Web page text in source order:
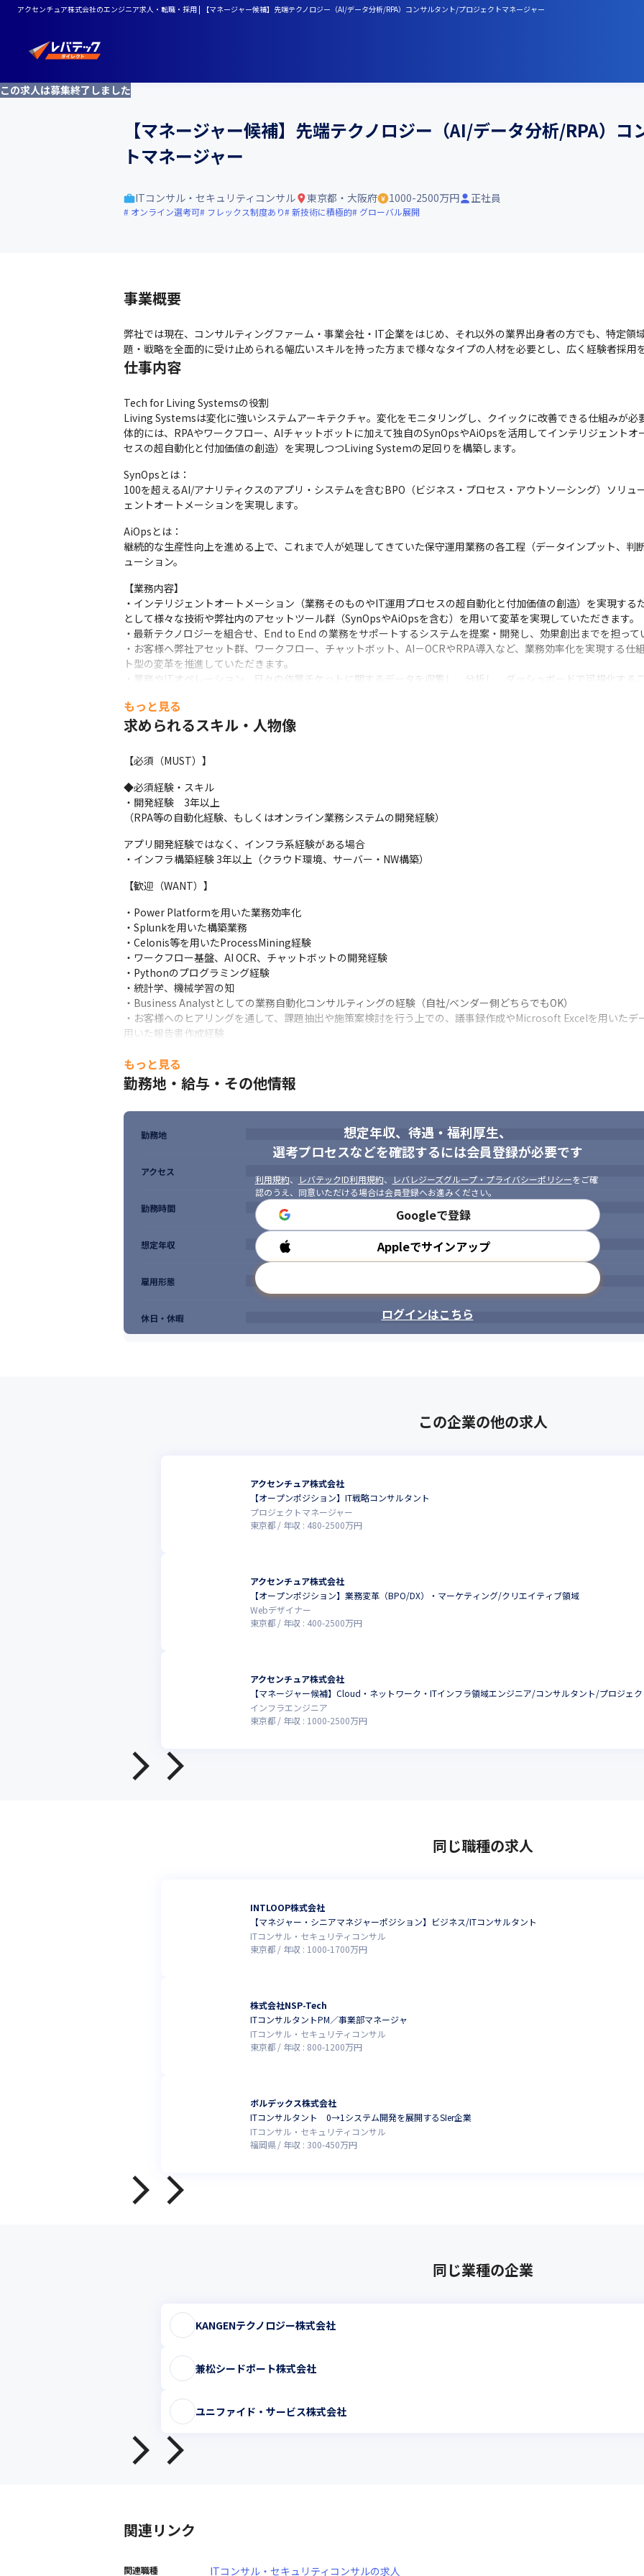
アクセンチュア株式会社のエンジニア求人・転職・採用 | 【マネージャー候補】先端テクノロジー（AI/データ分析/RPA）コンサルタント/プロジェクトマネージャー
この求人は募集終了しました
【マネージャー候補】先端テクノロジー（AI/データ分析/RPA）
トマネージャー
ITコンサル・セキュリティコンサル 東京都・大阪府 1000-2500万円 正社員
オンライン選考可 フレックス制度あり 新技術に積極的 グローバル展開
事業概要
弊社では現在、コンサルティングファーム・事業会社・IT企業をはじめ、それ以外の業界出身者の方でも、特定領
題・戦略を全面的に受け止められる幅広いスキルを持った方まで様々なタイプの人材を必要とし、広く経験者採用
仕事内容
Tech for Living Systemsの役割
Living Systemsは変化に強いシステムアーキテクチャ。変化をモニタリングし、クイックに改善できる仕組みが
体的には、RPAやワークフロー、AIチャットボットに加えて独自のSynOpsやAiOpsを活用してインテリジェント
セスの超自動化と付加価値の創造）を実現しつつLiving Systemの足回りを構築します。
SynOpsとは：
100を超えるAI/アナリティクスのアプリ・システムを含むBPO（ビジネス・プロセス・アウトソーシング）ソリュ
ェントオートメーションを実現します。
AiOpsとは：
継続的な生産性向上を進める上で、これまで人が処理してきていた保守運用業務の各工程（データインプット、判
ューション。
【業務内容】
・インテリジェントオートメーション（業務そのものやIT運用プロセスの超自動化と付加価値の創造）を実現す
として様々な技術や弊社内のアセットツール群（SynOpsやAiOpsを含む）を用いて変革を実現していただきます。
・最新テクノロジーを組合せ、End to End の業務をサポートするシステムを提案・開発し、効果創出までを担って
・お客様へ弊社アセット群、ワークフロー、チャットボット、AI－OCRやRPA導入など、業務効率化を実現する
ト型の変革を推進していただきます。
・業務やITオペレーション、日々の作業チケットに関するデータを収集し、分析し、ダッシュボードで可視化する
・これらの業務に携わることで、ビジネスの変化に合わせながらITシステムを継続して活用していく「Living
進していただきます。
ますので、あらかじめご了承ください。
もっと見る
求められるスキル・人物像
【必須（MUST）】
◆必須経験・スキル
・開発経験　3年以上
（RPA等の自動化経験、もしくはオンライン業務システムの開発経験）
アプリ開発経験ではなく、インフラ系経験がある場合
・インフラ構築経験 3年以上（クラウド環境、サーバー・NW構築）
【歓迎（WANT）】
・Power Platformを用いた業務効率化
・Splunkを用いた構築業務
・Celonis等を用いたProcessMining経験
・ワークフロー基盤、AI OCR、チャットボットの開発経験
・Pythonのプログラミング経験
・統計学、機械学習の知
・Business Analystとしての業務自動化コンサルティングの経験（自社/ベンダー側どちらでもOK）
・お客様へのヒアリングを通して、課題抽出や施策案検討を行う上での、議事録作成やMicrosoft Excelを用いた
用いた報告書作成経験
【その他】
・論理的に思考し、他者に説明できる方
もっと見る
勤務地・給与・その他情報
想定年収、待遇・福利厚生、
選考プロセスなどを確認するには会員登録が必要です
利用規約、 レバテックID利用規約、 レバレジーズグループ・プライバシーポリシーをご確
認のうえ、同意いただける場合は会員登録へお進みください。
Googleで登録
Appleでサインアップ
ログインはこちら
勤務地
アクセス
勤務時間
想定年収
雇用形態
休日・休暇
この企業の他の求人
アクセンチュア株式会社
【オープンポジション】IT戦略コンサルタント
プロジェクトマネージャー
東京都
年収 : 480-2500万円
アクセンチュア株式会社
【オープンポジション】業務変革（BPO/DX）・マーケティング/クリエイティブ領域
Webデザイナー
東京都
年収 : 400-2500万円
アクセンチュア株式会社
【マネージャー候補】Cloud・ネットワーク・ITインフラ領域エンジニア/コンサルタント/プロジェ
インフラエンジニア
東京都
年収 : 1000-2500万円
同じ職種の求人
INTLOOP株式会社
【マネジャー・シニアマネジャーポジション】ビジネス/ITコンサルタント
ITコンサル・セキュリティコンサル
東京都
年収 : 1000-1700万円
株式会社NSP-Tech
ITコンサルタントPM／事業部マネージャ
ITコンサル・セキュリティコンサル
東京都
年収 : 800-1200万円
ボルデックス株式会社
ITコンサルタント 0→1システム開発を展開するSIer企業
ITコンサル・セキュリティコンサル
福岡県
年収 : 300-450万円
同じ業種の企業
KANGENテクノロジー株式会社
兼松シードポート株式会社
ユニファイド・サービス株式会社
関連リンク
関連職種 ITコンサル・セキュリティコンサルの求人